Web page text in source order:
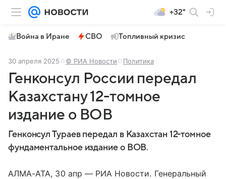
+32°
Война в Иране СВО Топливный кризис
30 апреля 2025 © РИА Новости Политика
Генконсул России передал
Казахстану 12-томное
издание о ВОВ
Генконсул Тураев передал в Казахстан 12-томное
фундаментальное издание о ВОВ.
АЛМА-АТА, 30 апр — РИА Новости. Генеральный